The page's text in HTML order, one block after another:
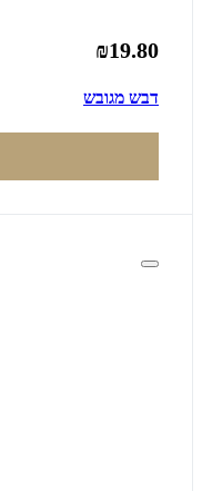
₪19.80
דבש מגובש